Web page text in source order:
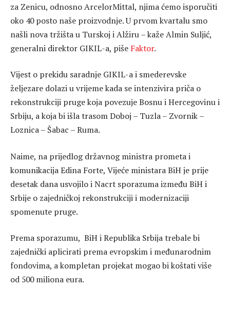
za Zenicu, odnosno ArcelorMittal, njima ćemo isporučiti
oko 40 posto naše proizvodnje. U prvom kvartalu smo
našli nova tržišta u Turskoj i Alžiru – kaže Almin Suljić,
generalni direktor GIKIL-a, piše Faktor.
Vijest o prekidu saradnje GIKIL-a i smederevske
željezare dolazi u vrijeme kada se intenzivira priča o
rekonstrukciji pruge koja povezuje Bosnu i Hercegovinu i
Srbiju, a koja bi išla trasom Doboj – Tuzla – Zvornik –
Loznica – Šabac – Ruma.
Naime, na prijedlog državnog ministra prometa i
komunikacija Edina Forte, Vijeće ministara BiH je prije
desetak dana usvojilo i Nacrt sporazuma između BiH i
Srbije o zajedničkoj rekonstrukciji i modernizaciji
spomenute pruge.
Prema sporazumu, BiH i Republika Srbija trebale bi
zajednički aplicirati prema evropskim i međunarodnim
fondovima, a kompletan projekat mogao bi koštati više
od 500 miliona eura.